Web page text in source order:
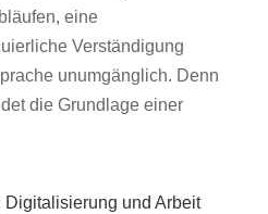
eine
Verständigung
unumgänglich. Denn
die Grundlage einer
und Arbeit